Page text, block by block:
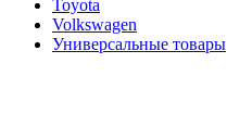
Toyota
Volkswagen
Универсальные товары